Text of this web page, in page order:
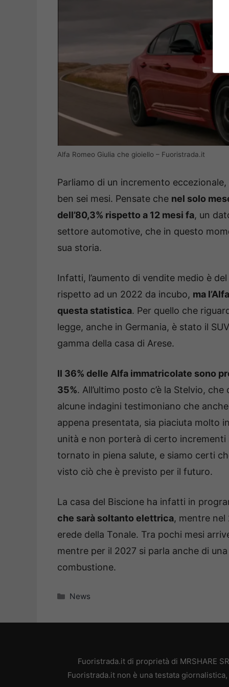
Alfa Romeo Giulia che gioiello – Fuoristrada.it
Parliamo di un incremento
ben sei mesi. Pensate che nel solo
dell’80,3% rispetto a 12 mesi fa, un
settore automotive, che in questo
sua storia.
Infatti, l’aumento di vendite medio è
rispetto ad un 2022 da incubo, ma
questa statistica. Per quello che
legge, anche in Germania, è stato il
gamma della casa di Arese.
Il 36% delle Alfa immatricolate sono
35%. All’ultimo posto c’è la Stelvio,
alcune indagini testimoniano che
appena presentata, sia piaciuta molto
unità e non porterà di certo
tornato in piena salute, e siamo certi
visto ciò che è previsto per il futuro.
La casa del Biscione ha infatti in
che sarà soltanto elettrica, mentre nel
erede della Tonale. Tra pochi mesi
mentre per il 2027 si parla anche di
combustione.
Categorie
News
Fuoristrada.it di proprietà di MRSHARE
Fuoristrada.it non è una testata